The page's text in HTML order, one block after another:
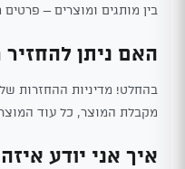
בין מותגים ומוצרים –
האם ניתן להחזיר
מקבלת המוצר, כל עוד
איך אני יודע